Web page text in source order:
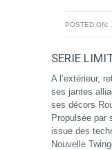
POSTED ON:
SERIE
A l’extérieur,
ses jantes
ses décors
Propulsée par
issue des
Nouvelle